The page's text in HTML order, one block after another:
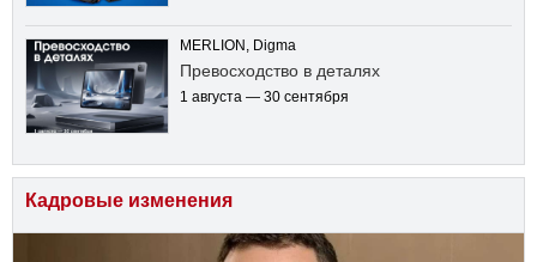
MERLION, Digma
Превосходство в деталях
1 августа — 30 сентября
Кадровые изменения